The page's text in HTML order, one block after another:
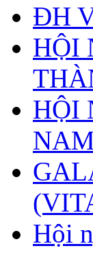
ĐH
HỘI
HỘI
Hội